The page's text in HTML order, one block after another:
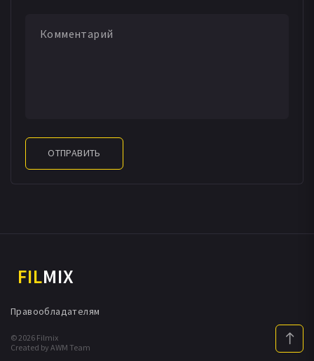
ОТПРАВИТЬ
FILMIX
© 2026 Filmix
Created by AWM Team
Правообладателям